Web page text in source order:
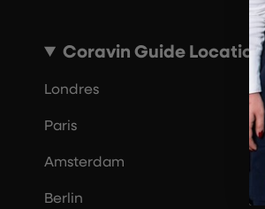
Coravin Guide Locations
Londres
Paris
Amsterdam
Berlin